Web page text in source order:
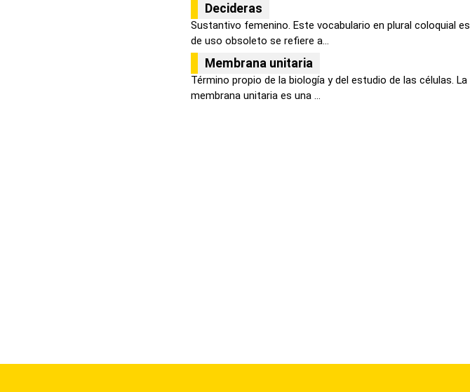
Decideras
Sustantivo femenino. Este vocabulario en plural coloquial es
de uso obsoleto se refiere a...
Membrana unitaria
Término propio de la biología y del estudio de las células. La
membrana unitaria es una ...